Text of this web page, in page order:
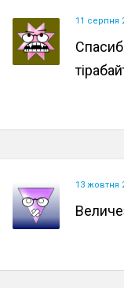
11 серпня
13 жовтня